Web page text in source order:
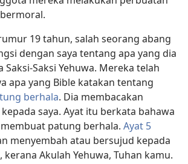
19 tahun, salah seorang abang
dengan saya tentang apa yang dia
Saksi Yehuwa. Mereka telah
apa yang Bible katakan tentang
berhala. Dia membacakan
kepada saya. Ayat itu berkata bahawa
patung berhala. Ayat 5
menyembah atau bersujud kepada
Akulah Yehuwa, Tuhan kamu.